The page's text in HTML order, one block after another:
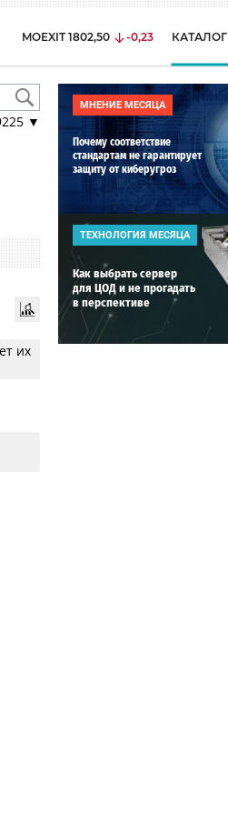
MOEXIT 1802,50 -0,23 КАТАЛОГ
▼
их
МНЕНИЕ МЕСЯЦА
Почему соответствие
стандартам не гарантирует
защиту от киберугроз
ТЕХНОЛОГИЯ МЕСЯЦА
Как выбрать сервер
для ЦОД и не прогадать
в перспективе